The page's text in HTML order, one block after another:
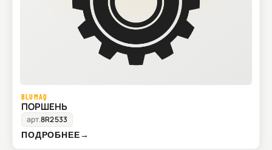
BLUMAQ
ПОРШЕНЬ
арт.8R2533
ПОДРОБНЕЕ→